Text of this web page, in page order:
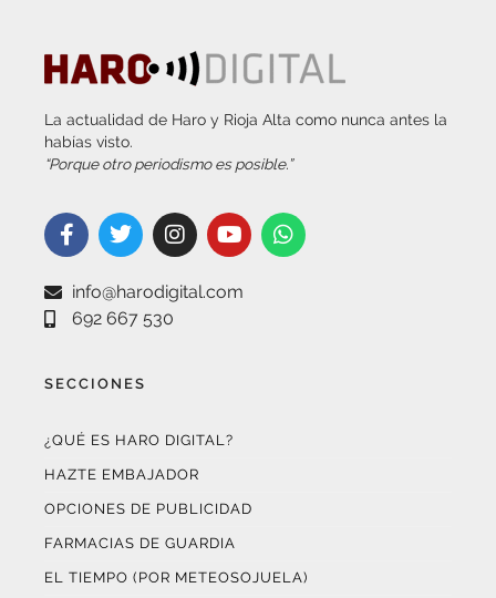
La actualidad de Haro y Rioja Alta como nunca antes la
habías visto.
“Porque otro periodismo es posible.”
info@harodigital.com
692 667 530
SECCIONES
¿QUÉ ES HARO DIGITAL?
HAZTE EMBAJADOR
OPCIONES DE PUBLICIDAD
FARMACIAS DE GUARDIA
EL TIEMPO (POR METEOSOJUELA)